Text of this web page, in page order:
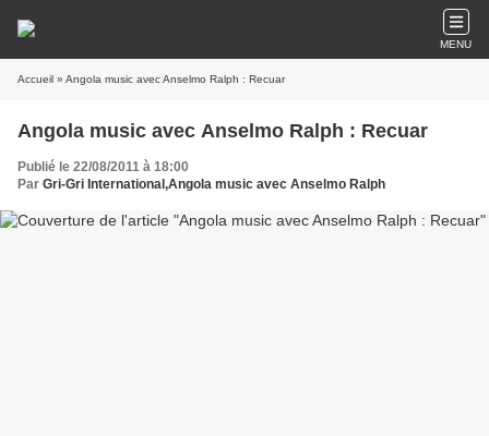
MENU
Accueil » Angola music avec Anselmo Ralph : Recuar
Angola music avec Anselmo Ralph : Recuar
Publié le 22/08/2011 à 18:00
Par Gri-Gri International,Angola music avec Anselmo Ralph